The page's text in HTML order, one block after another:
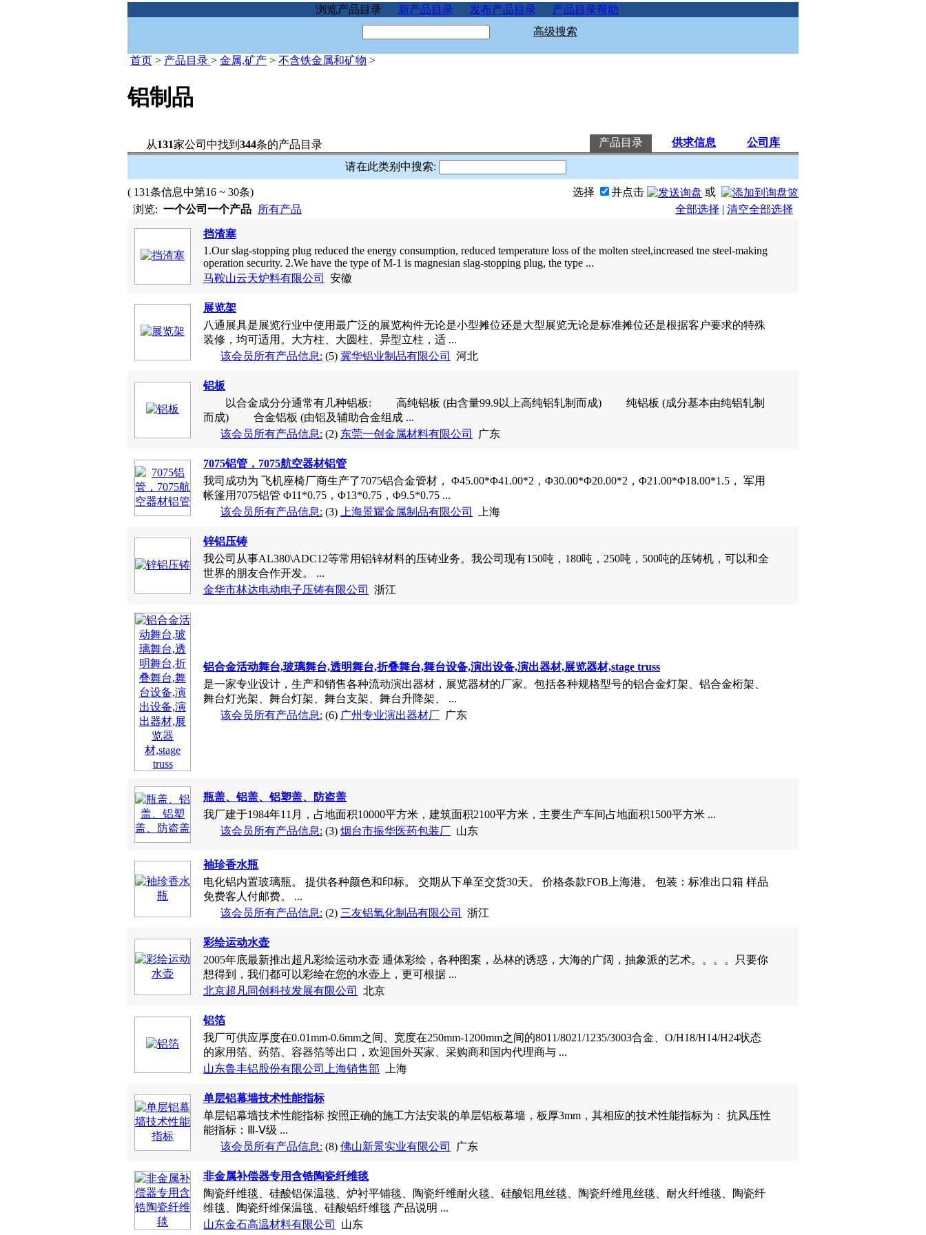
浏览产品目录 新产品目录 发布产品目录
产品目录帮助
高级搜索
首页 > 产品目录 > 金属,矿产 > 不含铁金属和矿物 >
铝制品
从131家公司中找到 344条的产品目录 产品目录 供求信息 公司库
请在此类别中搜索:
( 131条信息中第16 ~ 30条) 选择 并点击
或
浏览: 一个公司一个产品 所有产品 全部选择 | 清空全部选择
挡渣塞
1.Our slag-stopping plug reduced the energy consumption, reduced temperature loss of the molten steel,increased tne steel-making
operation security. 2.We have the type of M-1 is magnesian slag-stopping plug, the type ...
马鞍山云天炉料有限公司
安徽
展览架
八通展具是展览行业中使用最广泛的展览构件无论是小型摊位还是大型展览无论是标准摊位还是根据客户要求的特殊
装修，均可适用。大方柱、大圆柱、异型立柱，适 ...
该会员所有产品信息: (5) 冀华铝业制品有限公司 河北
铝板
以合金成分分通常有几种铝板: 高纯铝板 (由含量99.9以上高纯铝轧制而成) 纯铝板 (成分基本由纯铝轧制
而成) 合金铝板 (由铝及辅助合金组成 ...
该会员所有产品信息: (2) 东莞一创金属材料有限公司 广东
7075铝管，7075航空器材铝管
我司成功为 飞机座椅厂商生产了7075铝合金管材， Φ45.00*Φ41.00*2，Φ30.00*Φ20.00*2，Φ21.00*Φ18.00*1.5， 军用
帐篷用7075铝管 Φ11*0.75，Φ13*0.75，Φ9.5*0.75 ...
该会员所有产品信息: (3) 上海景耀金属制品有限公司 上海
锌铝压铸
我公司从事AL380\ADC12等常用铝锌材料的压铸业务。我公司现有150吨，180吨，250吨，500吨的压铸机，可以和全
世界的朋友合作开发。 ...
金华市林达电动电子压铸有限公司
浙江
该会员所有产品信息:(6)广州专业演出器材厂广东
瓶盖、铝盖、铝塑盖、防盗盖
我厂建于1984年11月，占地面积10000平方米，建筑面积2100平方米，主要生产车间占地面积1500平方米 ...
免费客人付邮费。 ...
该会员所有产品信息: (2)三友铝氧化制品有限公司浙江
2005年底最新推出超凡彩绘运动水壶 通体彩绘，各种图案，丛林的诱惑，大海的广阔，抽象派的艺术。。。。只要你
想得到，我们都可以彩绘在您的水壶上，更可根据 ...
北京超凡同创科技发展有限公司
我厂可供应厚度在0.01mm-0.6mm之间、宽度在250mm-1200mm之间的8011/8021/1235/3003合金、O/H18/H14/H24状态
的家用箔、药箔、容器箔等出口，欢迎国外买家、采购商和国内代理商与 ...
山东鲁丰铝股份有限公司上海销售部 上海
单层铝幕墙技术性能指标 按照正确的施工方法安装的单层铝板幕墙，板厚3mm，其相应的技术性能指标为： 抗风压性
能指标：Ⅲ-Ⅴ级 ...
该会员所有产品信息:(8)佛山新景实业有限公司广东
陶瓷纤维毯、硅酸铝保温毯、炉衬平铺毯、陶瓷纤维耐火毯、硅酸铝甩丝毯、陶瓷纤维甩丝毯、耐火纤维毯、陶瓷纤
维毯、陶瓷纤维保温毯、硅酸铝纤维毯 产品说明 ...
山东金石高温材料有限公司
欧达可精机（深圳）有限公司氧化厂成立于2004年1月，工厂地址位于宝安沙井镇，有员工500余人，注册资金1500万
港币，已经取得ISO9001和ISO14001体系认证 ...
深圳市凌翔五金制品厂
广东